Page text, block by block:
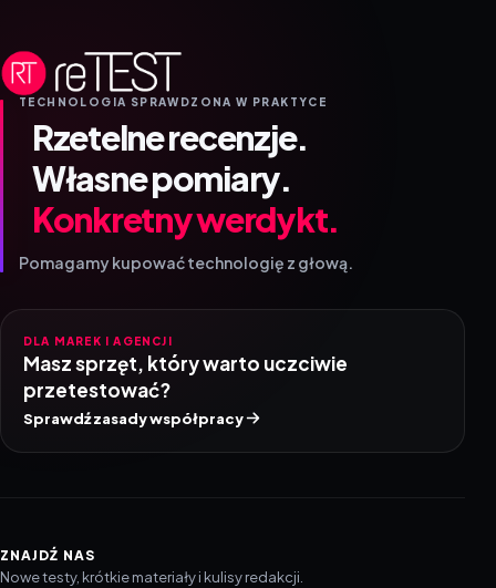
TECHNOLOGIA SPRAWDZONA W PRAKTYCE
Rzetelne recenzje.
Własne pomiary.
Konkretny werdykt.
Pomagamy kupować technologię z głową.
DLA MAREK I AGENCJI
Masz sprzęt, który warto uczciwie
przetestować?
Sprawdź zasady współpracy
ZNAJDŹ NAS
Nowe testy, krótkie materiały i kulisy redakcji.